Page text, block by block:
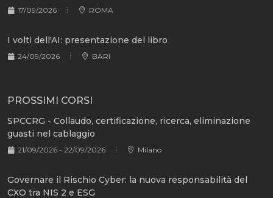
17/09/2026 ROMA
I volti dell'AI: presentazione del libro
24/09/2026 BARI
PROSSIMI CORSI
SPCCRG - Collaudo, certificazione, ricerca, eliminazione
guasti nel cablaggio
21/09/2026 - 22/09/2026 Milano
Governare il Rischio Cyber: la nuova responsabilità del
CXO tra NIS 2 e ESG